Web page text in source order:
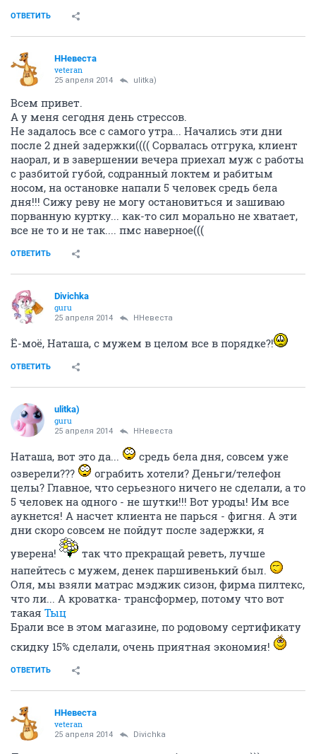
ОТВЕТИТЬ
ННевеста
veteran
25 апреля 2014 ulitka)
Всем привет.
А у меня сегодня день стрессов.
Не задалось все с самого утра... Начались эти дни
после 2 дней задержки(((( Сорвалась отгрука, клиент
наорал, и в завершении вечера приехал муж с работы
с разбитой губой, содранный локтем и рабитым
носом, на остановке напали 5 человек средь бела
дня!!! Сижу реву не могу остановиться и зашиваю
порванную куртку... как-то сил морально не хватает,
все не то и не так.... пмс наверное(((
ОТВЕТИТЬ
Divichka
guru
25 апреля 2014 ННевеста
Ё-моё, Наташа, с мужем в целом все в порядке?!
ОТВЕТИТЬ
ulitka)
guru
25 апреля 2014 ННевеста
Наташа, вот это да...
средь бела дня, совсем уже
озверели???
ограбить хотели? Деньги/телефон
целы? Главное, что серьезного ничего не сделали, а то
5 человек на одного - не шутки!!! Вот уроды! Им все
аукнется! А насчет клиента не парься - фигня. А эти
дни скоро совсем не пойдут после задержки, я
уверена!
так что прекращай реветь, лучше
напейтесь с мужем, денек паршивенький был.
Оля, мы взяли матрас мэджик сизон, фирма пилтекс,
что ли... А кроватка- трансформер, потому что вот
такая Тыц
Брали все в этом магазине, по родовому сертификату
скидку 15% сделали, очень приятная экономия!
ОТВЕТИТЬ
ННевеста
veteran
25 апреля 2014 Divichka